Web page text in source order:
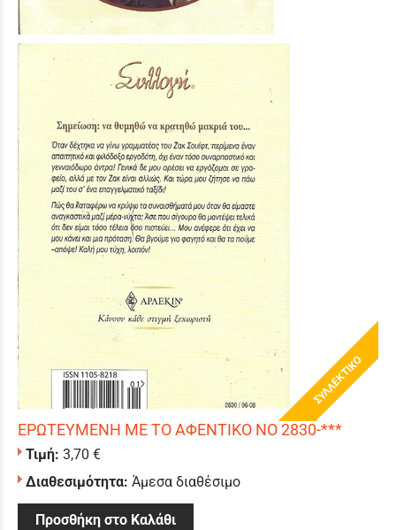
ΣΥΛΛΕΚΤΙΚΟ
ΕΡΩΤΕΥΜΕΝΗ ΜΕ ΤΟ ΑΦΕΝΤΙΚΟ ΝΟ 2830-***
Τιμή: 3,70 €
Διαθεσιμότητα: Άμεσα διαθέσιμο
Προσθήκη στο Καλάθι